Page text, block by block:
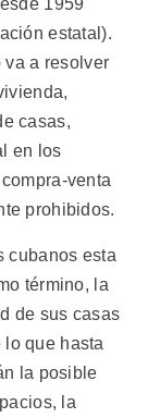
1959
estatal).
va a resolver
casas,
en los
venta
prohibidos.
cubanos esta
término, la
de sus casas
que hasta
la posible
la